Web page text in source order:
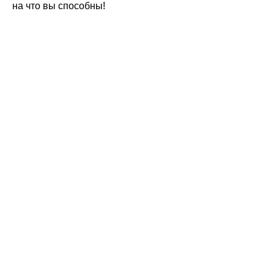
на что вы способны!